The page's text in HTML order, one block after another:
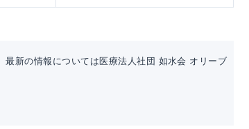
新の情報については医療法人社団 如水会 オリーブ